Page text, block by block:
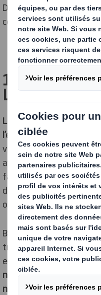
Découvrez 5 idées à
commerçant éco-
1 – CHOISIR
LIVRAISON
La livraison représente
l’empreinte carbone des
voyagent des
avant d’être acheminés
faut ajouter des retours
des produits expédiés
ou détérioration.
Bien trop souvent aussi,
transportent du vide,
emballages trop grands
ne sont pas optimisés,
nécessaires au transport